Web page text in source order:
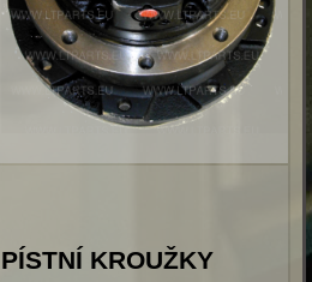
PÍSTNÍ KROUŽKY